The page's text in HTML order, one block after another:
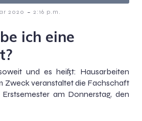
2020 - 2:16 p.m.
ich eine
und es heißt: Hausarbeiten
Zweck veranstaltet die Fachschaft
am Donnerstag, den